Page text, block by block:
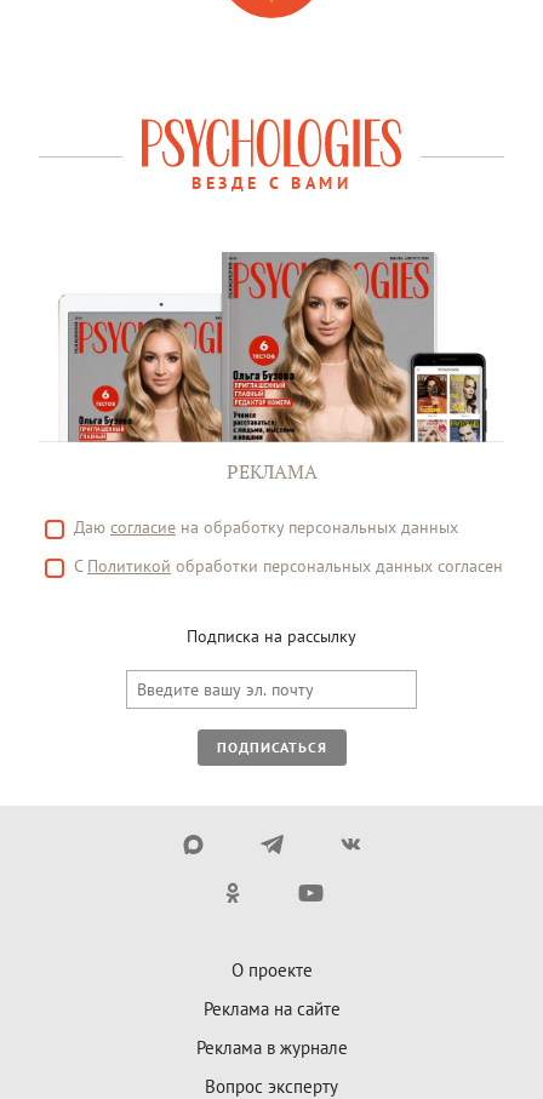
ВЕЗДЕ С ВАМИ
РЕКЛАМА
Даю согласие на обработку персональных данных
С Политикой обработки персональных данных согласен
Подписка на рассылку
ПОДПИСАТЬСЯ
О проекте
Реклама на сайте
Реклама в журнале
Вопрос эксперту